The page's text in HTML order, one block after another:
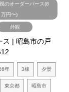
のオーダーパース(8
万円〜)
外観
ス | 昭島市の戸
年 3棟 夕景
東京都 昭島市